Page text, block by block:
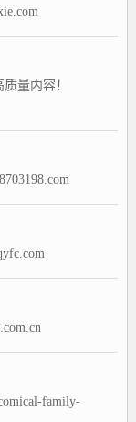
量内容！
family-